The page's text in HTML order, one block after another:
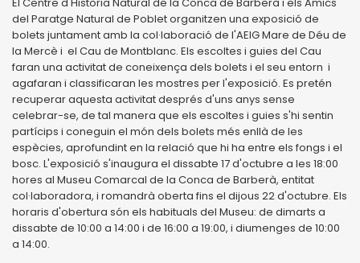
del Paratge Natural de Poblet organitzen una exposició de
bolets juntament amb la col·laboració de l'AEIG Mare de Déu de
la Mercè i el Cau de Montblanc. Els escoltes i guies del Cau
faran una activitat de coneixença dels bolets i el seu entorn i
agafaran i classificaran les mostres per l'exposició. Es pretén
recuperar aquesta activitat després d'uns anys sense
celebrar-se, de tal manera que els escoltes i guies s'hi sentin
partícips i coneguin el món dels bolets més enllà de les
espècies, aprofundint en la relació que hi ha entre els fongs i el
bosc. L'exposició s'inaugura el dissabte 17 d'octubre a les 18:00
hores al Museu Comarcal de la Conca de Barberà, entitat
col·laboradora, i romandrà oberta fins el dijous 22 d'octubre. Els
horaris d'obertura són els habituals del Museu: de dimarts a
dissabte de 10:00 a 14:00 i de 16:00 a 19:00, i diumenges de 10:00
a 14:00.